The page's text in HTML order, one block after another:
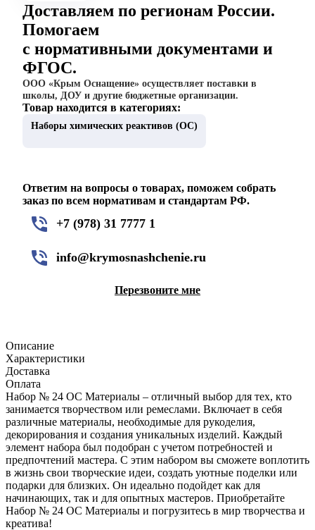
Доставляем по регионам России.
Помогаем
с нормативными документами и
ФГОС.
ООО «Крым Оснащение» осуществляет поставки в
школы, ДОУ и другие бюджетные организации.
Товар находится в категориях:
Наборы химических реактивов (ОС)
Ответим на вопросы о товарах, поможем собрать
заказ по всем нормативам и стандартам РФ.
+7 (978) 31 7777 1
info@krymosnashchenie.ru
Перезвоните мне
Описание
Характеристики
Доставка
Оплата
Набор № 24 ОС Материалы – отличный выбор для тех, кто
занимается творчеством или ремеслами. Включает в себя
различные материалы, необходимые для рукоделия,
декорирования и создания уникальных изделий. Каждый
элемент набора был подобран с учетом потребностей и
предпочтений мастера. С этим набором вы сможете воплотить
в жизнь свои творческие идеи, создать уютные поделки или
подарки для близких. Он идеально подойдет как для
начинающих, так и для опытных мастеров. Приобретайте
Набор № 24 ОС Материалы и погрузитесь в мир творчества и
креатива!